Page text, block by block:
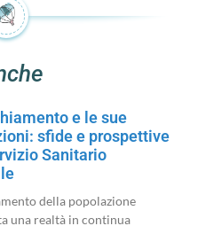
e le sue
sfide e prospettive
Sanitario
della popolazione
una realtà in continua